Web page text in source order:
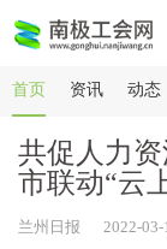
首页 资讯 动态
共促人力
市联动“云
兰州日报 2022-03-